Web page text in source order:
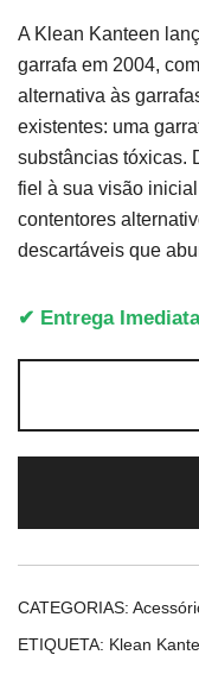
A Klean Kanteen
garrafa em 2004,
alternativa às
existentes: uma
substâncias tóxicas.
fiel à sua visão
contentores
descartáveis que
✔ Entrega Imediata
CATEGORIAS:
ETIQUETA: Klean